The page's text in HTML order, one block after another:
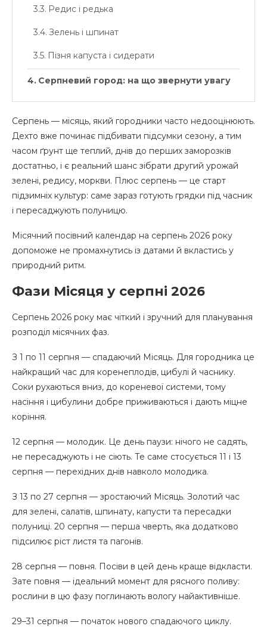
Редис і редька
Зелень і шпинат
Пізня капуста і сидерати
Серпневий город: на що звернути увагу
Серпень — місяць, який городники часто недооцінюють.
Дехто вже починає підбивати підсумки сезону, а тим
часом ґрунт ще теплий, днів до перших заморозків
достатньо, і є реальний шанс зібрати другий урожай
зелені, редису, моркви. Плюс серпень — це старт
підзимніх культур: саме зараз готують грядки під часник
і пересаджують полуницю.
Місячний посівний календар на серпень 2026 року
допоможе не промахнутись із датами й вкластись у
природний ритм.
Фази Місяця у серпні 2026
Серпень 2026 року має чіткий і зручний для планування
розподіл місячних фаз.
З 1 по 11 серпня — спадаючий Місяць. Для городника це
найкращий час для коренеплодів, цибулі й часнику.
Соки рухаються вниз, до кореневої системи, тому
насіння і цибулини добре приживаються і дають міцне
коріння.
12 серпня — молодик. Це день паузи: нічого не садять,
не пересаджують і не сіють. Те саме стосується 11 і 13
серпня — перехідних днів навколо молодика.
З 13 по 27 серпня — зростаючий Місяць. Золотий час
для зелені, салатів, шпинату, капусти та пересадки
полуниці. 20 серпня — перша чверть, яка додатково
підсилює ріст листя та пагонів.
28 серпня — повня. Посіви в цей день краще відкласти.
Зате повня — ідеальний момент для рясного поливу:
рослини в цю фазу поглинають вологу найактивніше.
29–31 серпня — початок нового спадаючого циклу.